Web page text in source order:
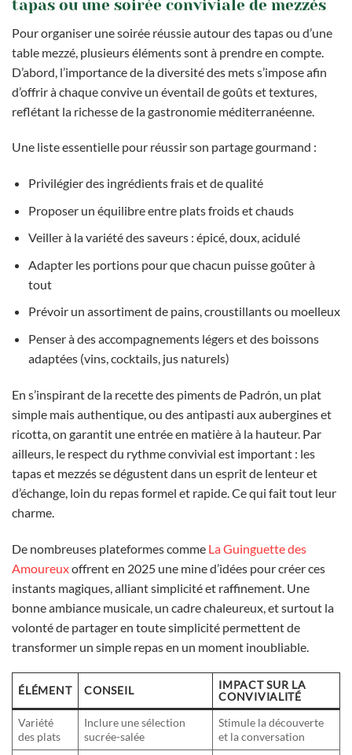
tapas ou une soirée conviviale de mezzés
Pour organiser une soirée réussie autour des tapas ou d’une
table mezzé, plusieurs éléments sont à prendre en compte.
D’abord, l’importance de la diversité des mets s’impose afin
d’offrir à chaque convive un éventail de goûts et textures,
reflétant la richesse de la gastronomie méditerranéenne.
Une liste essentielle pour réussir son partage gourmand :
Privilégier des ingrédients frais et de qualité
Proposer un équilibre entre plats froids et chauds
Veiller à la variété des saveurs : épicé, doux, acidulé
Adapter les portions pour que chacun puisse goûter à
tout
Prévoir un assortiment de pains, croustillants ou moelleux
Penser à des accompagnements légers et des boissons
adaptées (vins, cocktails, jus naturels)
En s’inspirant de la recette des piments de Padrón, un plat
simple mais authentique, ou des antipasti aux aubergines et
ricotta, on garantit une entrée en matière à la hauteur. Par
ailleurs, le respect du rythme convivial est important : les
tapas et mezzés se dégustent dans un esprit de lenteur et
d’échange, loin du repas formel et rapide. Ce qui fait tout leur
charme.
De nombreuses plateformes comme La Guinguette des
Amoureuxoffrent en 2025 une mine d’idées pour créer ces
instants magiques, alliant simplicité et raffinement. Une
bonne ambiance musicale, un cadre chaleureux, et surtout la
volonté de partager en toute simplicité permettent de
transformer un simple repas en un moment inoubliable.
ÉLÉMENT CONSEIL
IMPACT SUR LA
CONVIVIALITÉ
Variété
des plats
Inclure une sélection
sucrée-salée
Stimule la découverte
et la conversation